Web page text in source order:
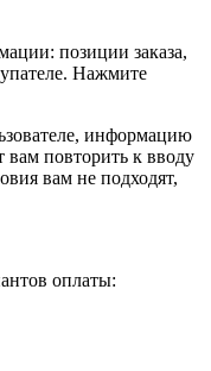
позиции заказа,
Нажмите
информацию
вам повторить к вводу
вам не подходят,
оплаты: